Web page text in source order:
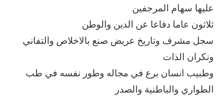
عليها سهام المرجفين
ثلاثون عاما دفاعا عن الدين والوطن
سجل مشرف وتاريخ عريض صنع بالاخلاص والتفاني
ونكران الذات
وطبيب انسان برع في مجاله وطور نفسه في طب
الطواري والباطنية والصدر